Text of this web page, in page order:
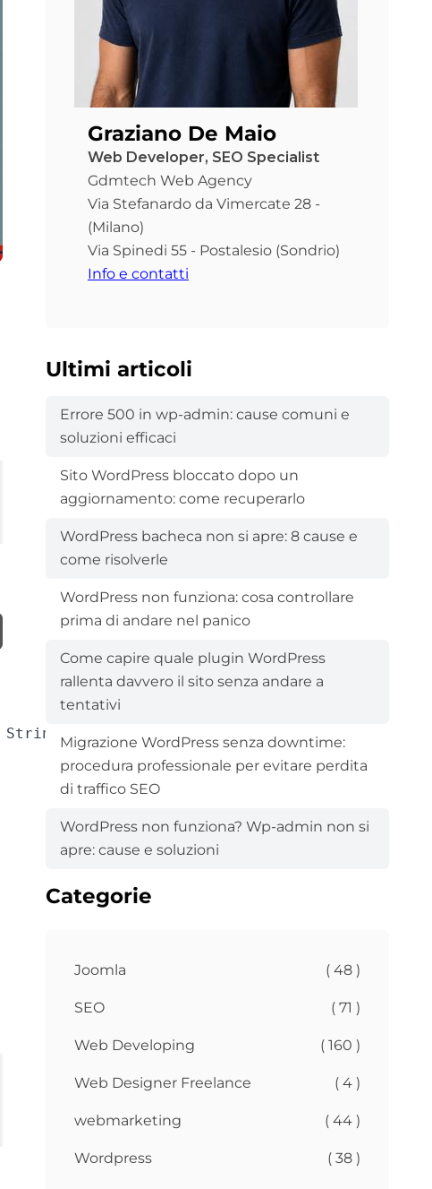
Graziano De Maio
Web Developer, SEO Specialist
Gdmtech Web Agency
Via Stefanardo da Vimercate 28 -
(Milano)
Via Spinedi 55 - Postalesio (Sondrio)
Info e contatti
Ultimi articoli
Errore 500 in wp-admin: cause comuni e
soluzioni efficaci
Sito WordPress bloccato dopo un
aggiornamento: come recuperarlo
WordPress bacheca non si apre: 8 cause e
come risolverle
WordPress non funziona: cosa controllare
prima di andare nel panico
Come capire quale plugin WordPress
rallenta davvero il sito senza andare a
tentativi
Migrazione WordPress senza downtime:
procedura professionale per evitare perdita
di traffico SEO
WordPress non funziona? Wp-admin non si
apre: cause e soluzioni
Categorie
Joomla ( 48 )
SEO ( 71 )
Web Developing ( 160 )
Web Designer Freelance ( 4 )
webmarketing ( 44 )
Wordpress ( 38 )